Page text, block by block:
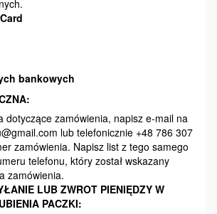
bankowych
dotyczące zamówienia, napisz e-mail na
lub telefonicznie +48 786 307
zamówienia. Napisz list z tego samego
telefonu, który został wskazany
zamówienia.
LUB ZWROT PIENIĘDZY W
PACZKI: